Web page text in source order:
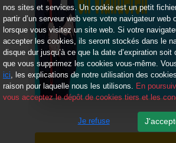
nos sites et services. Un cookie est un petit
partir d’un serveur web vers votre navigateur web
lorsque vous visitez un site web. Si votre
accepter les cookies, ils seront stockés dans le
disque dur jusqu’à ce que la date d’expiration soit
que vous supprimez les cookies vous-même.
ici, les explications de notre utilisation des
raison pour laquelle nous les utilisons. En
vous acceptez le dépôt de cookies tiers et les
Je refuse